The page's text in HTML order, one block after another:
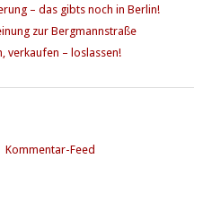
– das gibts noch in Berlin!
zur Bergmannstraße
verkaufen – loslassen!
Kommentar-Feed